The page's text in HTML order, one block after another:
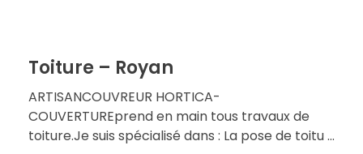
Toiture – Royan
ARTISANCOUVREUR HORTICA-
COUVERTUREprend en main tous travaux de
toiture.Je suis spécialisé dans : La pose de toitu ...